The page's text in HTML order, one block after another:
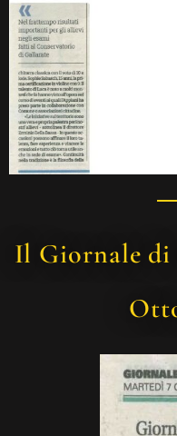
Il Giornale di